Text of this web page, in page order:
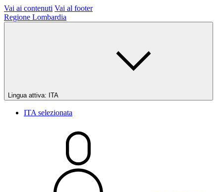
Vai ai contenuti Vai al footer
Regione Lombardia
Lingua attiva: ITA
ITA selezionata